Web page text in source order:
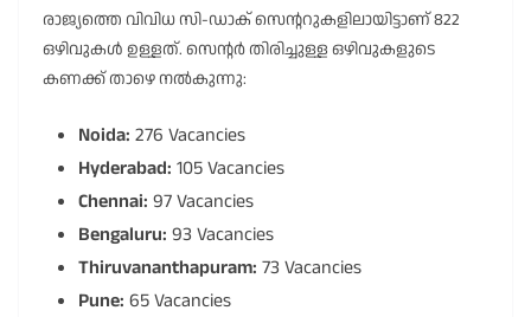
രാജ്യത്തെ വിവിധ സി-ഡാക് സെന്ററുകളിലായിട്ടാണ് 822
ഒഴിവുകൾ ഉള്ളത്. സെന്റർ തിരിച്ചുള്ള ഒഴിവുകളുടെ
കണക്ക് താഴെ നൽകുന്നു:
Noida: 276 Vacancies
Hyderabad: 105 Vacancies
Chennai: 97 Vacancies
Bengaluru: 93 Vacancies
Thiruvananthapuram: 73 Vacancies
Pune: 65 Vacancies